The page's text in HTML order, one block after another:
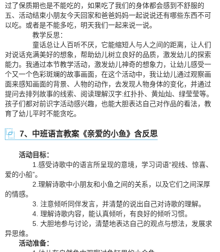
过了保质期也是不能吃的，如果吃了我们的身体都会感到不舒服的
五、活动结束小朋友今天回家和爸爸妈妈一起说说还有哪些东西不可
以吃。或者是不能多吃，明天我们一起来说一说。
教学反思：
童话总让人百听不厌，它能缩短人与人之间的距离，让人们
对说话充满美好的想象，帮助幼儿树立良好的品质，激发幼儿的探索
能力。我通过本节教学活动，激发幼儿神奇的想象力，让幼儿感受一
个又一个色彩斑斓的故事画面，在这个活动中，我让幼儿通过观察画
面来感知画面的背景、人物的动作，去发现人物身体的变化，并通过
提问去排列故事的线索、阅读理解汉字:红扑扑、黄灿灿、绿莹莹等。
孩子们都对前识字活动感兴趣，也能大胆表达自己对作品的看法，教
育了幼儿平时不能贪吃。
7、中班语言教案《亲爱的小鱼》含反思
活动目标：
1.感受诗歌中的语言所呈现的意境，学习词语“视线、惊喜、
爱的小船”。
2.理解诗歌中小朋友和小鱼之间的关系，以及它们之间深厚
的情感。
3. 注意倾听同伴发言，并清楚的说出自己对诗歌的理解。
4. 理解诗歌内容，能认真倾听，有良好的倾听习惯。
5. 大胆地参与讨论，清楚地表达自己的观点与想法，发展求
异思维。
活动准备：